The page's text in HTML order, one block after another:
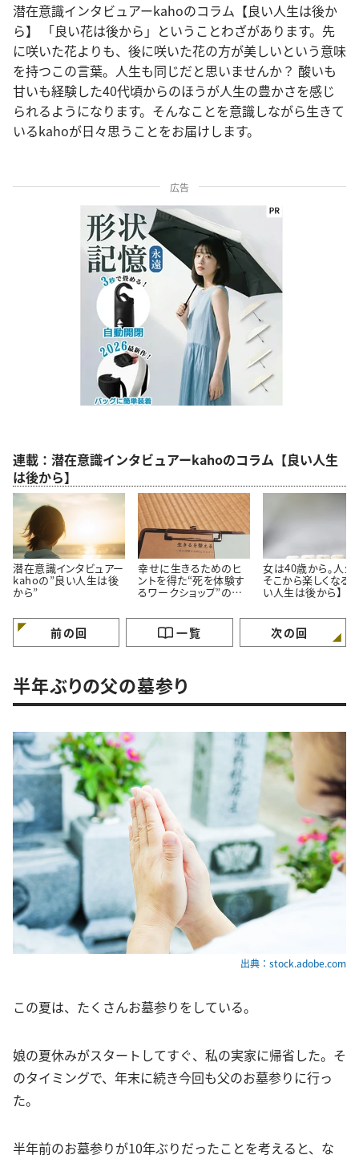
潜在意識インタビュアーkahoのコラム【良い人生は後か
ら】 「良い花は後から」ということわざがあります。先
に咲いた花よりも、後に咲いた花の方が美しいという意味
を持つこの言葉。人生も同じだと思いませんか？ 酸いも
甘いも経験した40代頃からのほうが人生の豊かさを感じ
られるようになります。そんなことを意識しながら生きて
いるkahoが日々思うことをお届けします。
広告
連載：潜在意識インタビュアーkahoのコラム【良い人生
は後から】
潜在意識インタビュアー
kahoの”良い人生は後
から”
幸せに生きるためのヒ
ントを得た“死を体験す
るワークショップ”の話
女は40歳から。人生
そこから楽しくなる。
い人生は後から】
前の回 一覧 次の回
半年ぶりの父の墓参り
出典：stock.adobe.com
この夏は、たくさんお墓参りをしている。
娘の夏休みがスタートしてすぐ、私の実家に帰省した。そ
のタイミングで、年末に続き今回も父のお墓参りに行っ
た。
半年前のお墓参りが10年ぶりだったことを考えると、な